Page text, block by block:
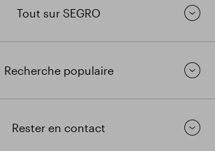
Tout sur SEGRO
Recherche populaire
Rester en contact